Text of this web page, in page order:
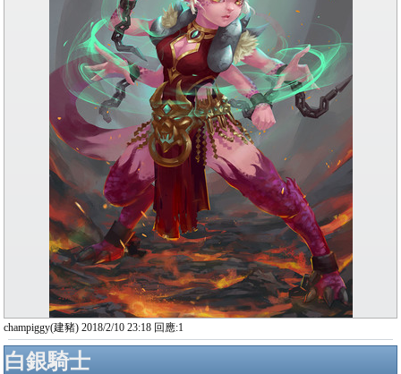
champiggy(建豬) 2018/2/10 23:18 回應:1
白銀騎士